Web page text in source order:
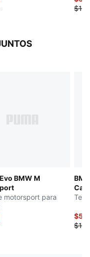
BMW M
motorsport para
Cat